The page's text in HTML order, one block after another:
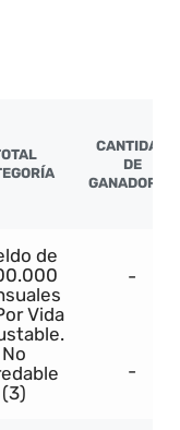
CANTIDAD
DE
GANADORES
de
Vida
No
(3)
-
-